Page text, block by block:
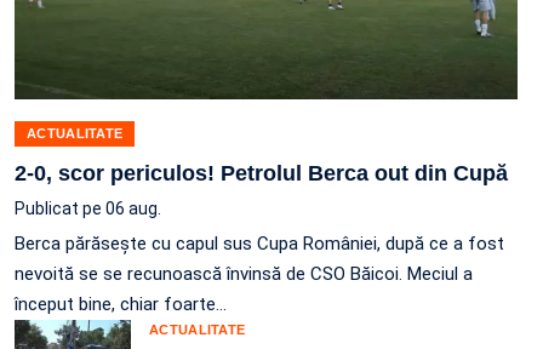
ACTUALITATE
2-0, scor periculos! Petrolul Berca out din Cupă
Publicat pe 06 aug.
Berca părăsește cu capul sus Cupa României, după ce a fost
nevoită se se recunoască învinsă de CSO Băicoi. Meciul a
început bine, chiar foarte…
ACTUALITATE